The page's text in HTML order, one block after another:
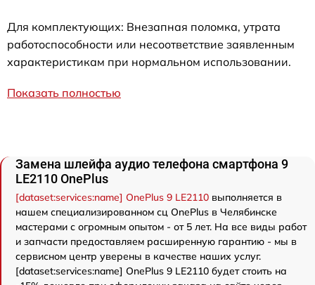
Для комплектующих: Внезапная поломка, утрата
работоспособности или несоответствие заявленным
характеристикам при нормальном использовании.
Показать полностью
Замена шлейфа аудио телефона смартфона 9
LE2110 OnePlus
[dataset:services:name] OnePlus 9 LE2110 выполняется в
нашем специализированном сц OnePlus в Челябинске
мастерами с огромным опытом - от 5 лет. На все виды работ
и запчасти предоставляем расширенную гарантию - мы в
сервисном центр уверены в качестве наших услуг.
[dataset:services:name] OnePlus 9 LE2110 будет стоить на